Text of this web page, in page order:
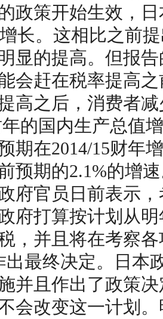
政策开始生效，
长。这相比之前
显的提高。但报
会赶在税率提高
高之后，消费者
年的国内生产总值
期在2014/15财年
预期的2.1%的增
官员日前表示，
府打算按计划从
，并且将在考察
出最终决定。日本
并且作出了政策
会改变这一计划